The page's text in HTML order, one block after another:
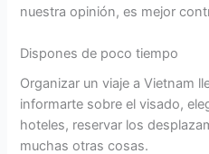
nuestra opinión, es mejor
Dispones de poco tiempo
Organizar un viaje a Vietnam
informarte sobre el visado,
hoteles, reservar los
muchas otras cosas.